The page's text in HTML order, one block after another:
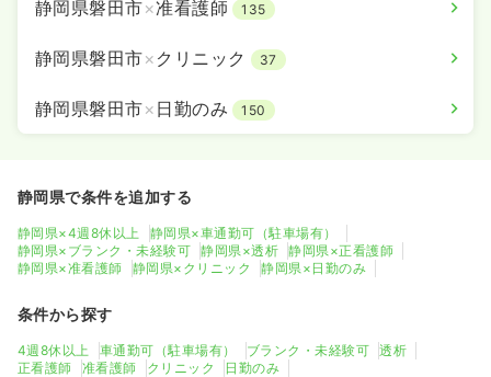
静岡県磐田市×准看護師 135
静岡県磐田市× クリニック 37
静岡県磐田市× 日勤のみ 150
静岡県で条件を追加する
静岡県×4週8休以上
静岡県×車通勤可（駐車場有）
静岡県×ブランク・未経験可
静岡県×透析
静岡県×正看護師
静岡県×准看護師
静岡県×クリニック 静岡県×日勤のみ
条件から探す
4週8休以上 車通勤可（駐車場有） ブランク・未経験可
透析
正看護師
准看護師 クリニック 日勤のみ